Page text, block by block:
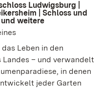
Ludwigsburg |
| Schloss und
weitere
Leben in den
– und verwandelt
in denen
jeder Garten